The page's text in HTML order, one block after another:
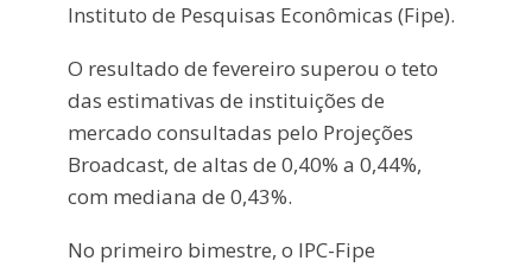
Instituto de Pesquisas Econômicas (Fipe).
O resultado de fevereiro superou o teto
das estimativas de instituições de
mercado consultadas pelo Projeções
Broadcast, de altas de 0,40% a 0,44%,
com mediana de 0,43%.
No primeiro bimestre, o IPC-Fipe